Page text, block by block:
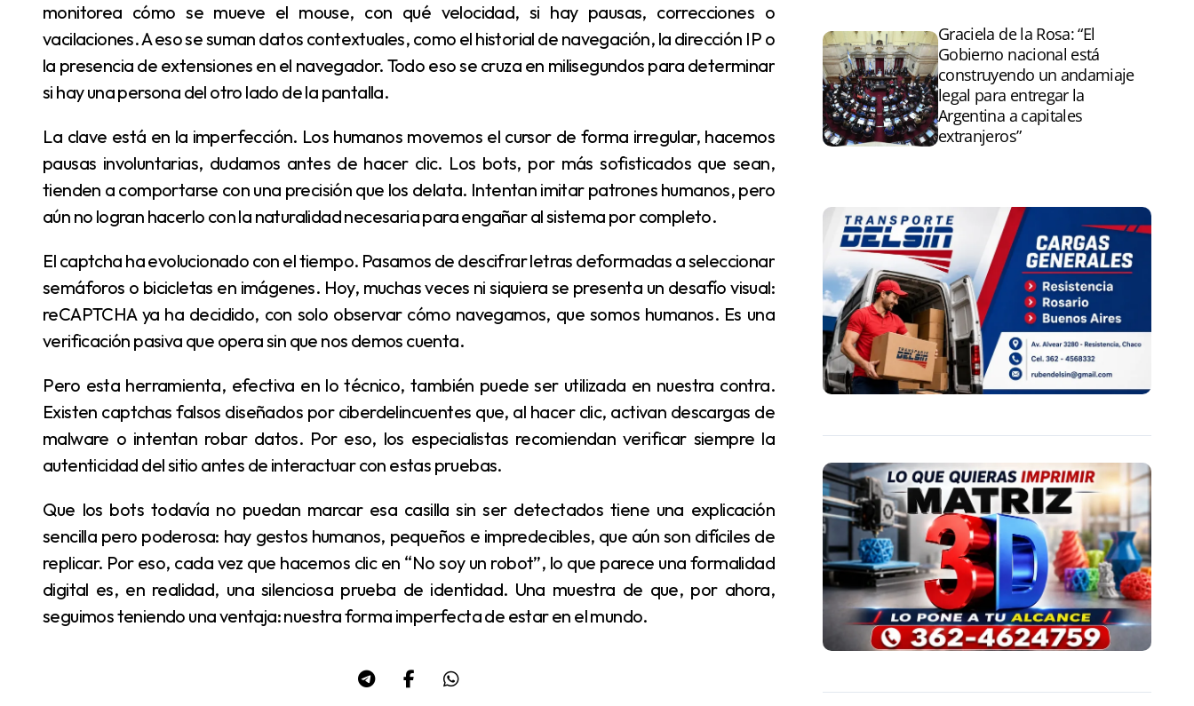
monitorea cómo se mueve el mouse, con qué velocidad, si hay pausas, correcciones o
vacilaciones. A eso se suman datos contextuales, como el historial de navegación, la dirección IP o
la presencia de extensiones en el navegador. Todo eso se cruza en milisegundos para determinar
si hay una persona del otro lado de la pantalla.
La clave está en la imperfección. Los humanos movemos el cursor de forma irregular, hacemos
pausas involuntarias, dudamos antes de hacer clic. Los bots, por más sofisticados que sean,
tienden a comportarse con una precisión que los delata. Intentan imitar patrones humanos, pero
aún no logran hacerlo con la naturalidad necesaria para engañar al sistema por completo.
El captcha ha evolucionado con el tiempo. Pasamos de descifrar letras deformadas a seleccionar
semáforos o bicicletas en imágenes. Hoy, muchas veces ni siquiera se presenta un desafío visual:
reCAPTCHA ya ha decidido, con solo observar cómo navegamos, que somos humanos. Es una
verificación pasiva que opera sin que nos demos cuenta.
Pero esta herramienta, efectiva en lo técnico, también puede ser utilizada en nuestra contra.
Existen captchas falsos diseñados por ciberdelincuentes que, al hacer clic, activan descargas de
malware o intentan robar datos. Por eso, los especialistas recomiendan verificar siempre la
autenticidad del sitio antes de interactuar con estas pruebas.
Que los bots todavía no puedan marcar esa casilla sin ser detectados tiene una explicación
sencilla pero poderosa: hay gestos humanos, pequeños e impredecibles, que aún son difíciles de
replicar. Por eso, cada vez que hacemos clic en “No soy un robot”, lo que parece una formalidad
digital es, en realidad, una silenciosa prueba de identidad. Una muestra de que, por ahora,
seguimos teniendo una ventaja: nuestra forma imperfecta de estar en el mundo.
Graciela de la Rosa: “El
Gobierno nacional está
construyendo un andamiaje
legal para entregar la
Argentina a capitales
extranjeros”